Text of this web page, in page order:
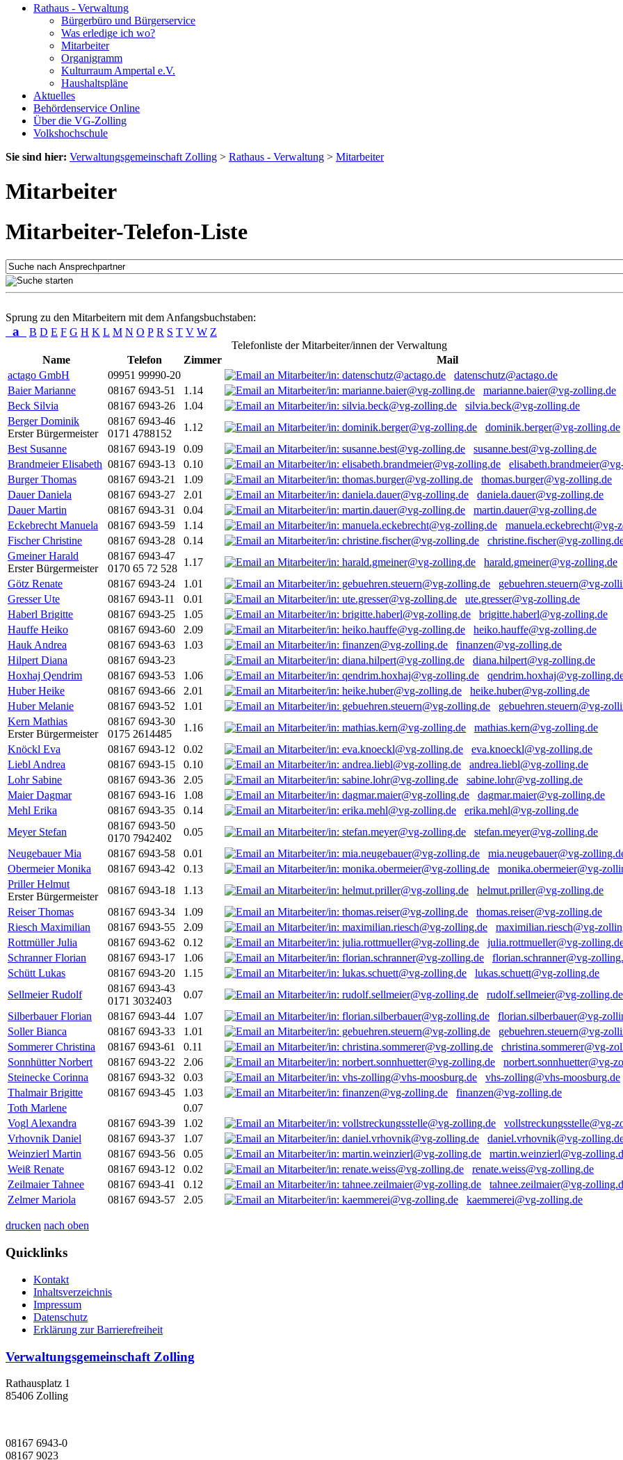
Rathaus - Verwaltung
Bürgerbüro und Bürgerservice
Was erledige ich wo?
Mitarbeiter
Organigramm
Kulturraum Ampertal e.V.
Haushaltspläne
Aktuelles
Behördenservice Online
Über die VG-Zolling
Volkshochschule
Sie sind hier: Verwaltungsgemeinschaft Zolling > Rathaus - Verwaltung > Mitarbeiter
Mitarbeiter
Mitarbeiter-Telefon-Liste
Sprung zu den Mitarbeitern mit dem Anfangsbuchstaben:
a B D E F G H K L M N O P R S T V W Z
Telefonliste der Mitarbeiter/innen der Verwaltung
Name
Telefon Zimmer
Mail
actago GmbH
09951 99990-20
datenschutz@actago.de
Baier Marianne
08167 6943-51 1.14
marianne.baier@vg-zolling.de
Beck Silvia
08167 6943-26 1.04
silvia.beck@vg-zolling.de
Berger Dominik
Erster Bürgermeister
08167 6943-46
0171 4788152
1.12
dominik.berger@vg-zolling.de
Best Susanne
08167 6943-19 0.09
susanne.best@vg-zolling.de
Brandmeier Elisabeth 08167 6943-13 0.10
Burger Thomas
08167 6943-21 1.09
thomas.burger@vg-zolling.de
Dauer Daniela
08167 6943-27 2.01
daniela.dauer@vg-zolling.de
Dauer Martin
08167 6943-31 0.04
martin.dauer@vg-zolling.de
Eckebrecht Manuela
08167 6943-59 1.14
manuela.eckebrecht@vg-
Fischer Christine
08167 6943-28 0.14
christine.fischer@vg-
Gmeiner Harald
Erster Bürgermeister
08167 6943-47
0170 65 72 528
1.17
harald.gmeiner@vg-zolling.de
Götz Renate
08167 6943-24 1.01
gebuehren.steuern@vg-
Gresser Ute
08167 6943-11 0.01
ute.gresser@vg-zolling.de
Haberl Brigitte
08167 6943-25 1.05
brigitte.haberl@vg-zolling.de
Hauffe Heiko
08167 6943-60 2.09
heiko.hauffe@vg-zolling.de
Hauk Andrea
08167 6943-63 1.03
finanzen@vg-zolling.de
Hilpert Diana
08167 6943-23
diana.hilpert@vg-zolling.de
Hoxhaj Qendrim
08167 6943-53 1.06
qendrim.hoxhaj@vg-
Huber Heike
08167 6943-66 2.01
heike.huber@vg-zolling.de
Huber Melanie
08167 6943-52 1.01
gebuehren.steuern@vg-
Kern Mathias
Erster Bürgermeister
08167 6943-30
0175 2614485
1.16
mathias.kern@vg-zolling.de
Knöckl Eva
08167 6943-12 0.02
eva.knoeckl@vg-zolling.de
Liebl Andrea
08167 6943-15 0.10
andrea.liebl@vg-zolling.de
Lohr Sabine
08167 6943-36 2.05
sabine.lohr@vg-zolling.de
Maier Dagmar
08167 6943-16 1.08
dagmar.maier@vg-zolling.de
Mehl Erika
08167 6943-35 0.14
erika.mehl@vg-zolling.de
Meyer Stefan
08167 6943-50
0170 7942402
0.05
stefan.meyer@vg-zolling.de
Neugebauer Mia
08167 6943-58 0.01
mia.neugebauer@vg-
Obermeier Monika
08167 6943-42 0.13
monika.obermeier@vg-
Priller Helmut
Erster Bürgermeister
08167 6943-18 1.13
helmut.priller@vg-zolling.de
Reiser Thomas
08167 6943-34 1.09
thomas.reiser@vg-zolling.de
Riesch Maximilian
08167 6943-55 2.09
maximilian.riesch@vg-
Rottmüller Julia
08167 6943-62 0.12
julia.rottmueller@vg-
Schranner Florian
08167 6943-17 1.06
florian.schranner@vg-
Schütt Lukas
08167 6943-20 1.15
lukas.schuett@vg-zolling.de
Sellmeier Rudolf
08167 6943-43
0171 3032403
0.07
rudolf.sellmeier@vg-zolling.de
Silberbauer Florian
08167 6943-44 1.07
florian.silberbauer@vg-
Soller Bianca
08167 6943-33 1.01
gebuehren.steuern@vg-
Sommerer Christina
08167 6943-61 0.11
christina.sommerer@vg-
Sonnhütter Norbert
08167 6943-22 2.06
norbert.sonnhuetter@vg-
Steinecke Corinna
08167 6943-32 0.03
vhs-zolling@vhs-moosburg.de
Thalmair Brigitte
08167 6943-45 1.03
finanzen@vg-zolling.de
Toth Marlene
0.07
Vogl Alexandra
08167 6943-39 1.02
vollstreckungsstelle@vg-
Vrhovnik Daniel
08167 6943-37 1.07
daniel.vrhovnik@vg-
Weinzierl Martin
08167 6943-56 0.05
martin.weinzierl@vg-
Weiß Renate
08167 6943-12 0.02
renate.weiss@vg-zolling.de
Zeilmaier Tahnee
08167 6943-41 0.12
tahnee.zeilmaier@vg-
Zelmer Mariola
08167 6943-57 2.05 kaemmerei@vg-zolling.de
drucken nach oben
Quicklinks
Kontakt
Inhaltsverzeichnis
Impressum
Datenschutz
Erklärung zur Barrierefreiheit
Verwaltungsgemeinschaft Zolling
Rathausplatz 1
85406 Zolling
08167 6943-0
08167 9023